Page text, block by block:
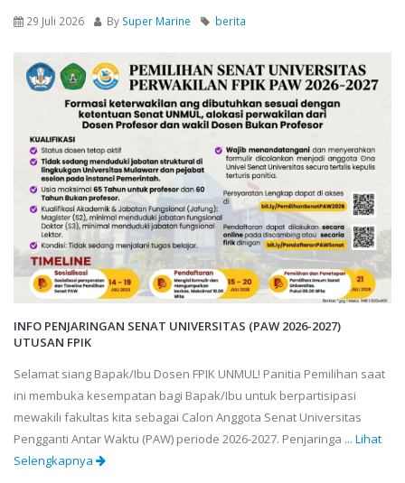
29 Juli 2026 By Super Marine berita
INFO PENJARINGAN SENAT UNIVERSITAS (PAW 2026-2027)
UTUSAN FPIK
Selamat siang Bapak/Ibu Dosen FPIK UNMUL! Panitia Pemilihan saat
ini membuka kesempatan bagi Bapak/Ibu untuk berpartisipasi
mewakili fakultas kita sebagai Calon Anggota Senat Universitas
Pengganti Antar Waktu (PAW) periode 2026-2027. Penjaringa ... Lihat
Selengkapnya